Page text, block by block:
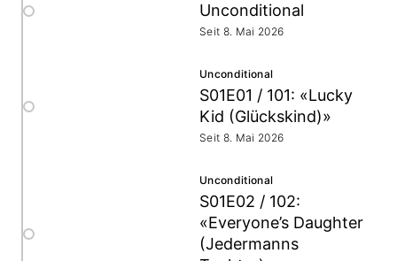
Unconditional
Seit 8. Mai 2026
Unconditional
S01E01 / 101: «Lucky
Kid (Glückskind)»
Seit 8. Mai 2026
Unconditional
S01E02 / 102:
«Everyone’s Daughter
(Jedermanns